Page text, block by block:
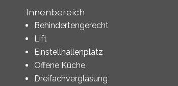
Innenbereich
Behindertengerecht
Lift
Einstellhallenplatz
Offene Küche
Dreifachverglasung